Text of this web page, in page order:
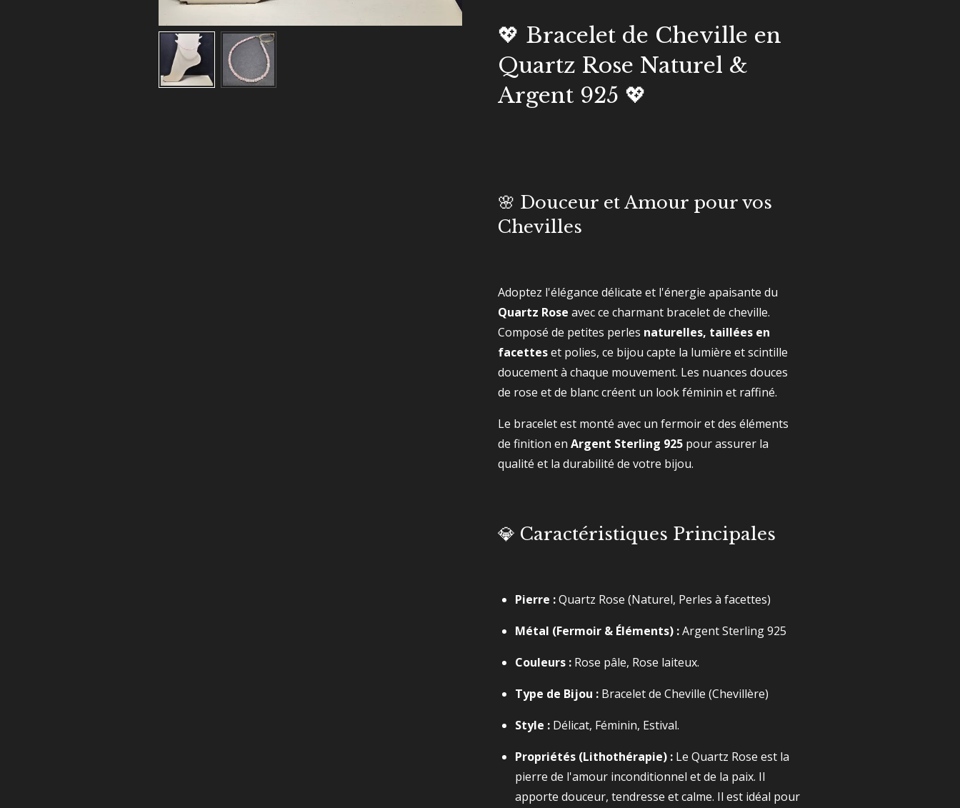
💖 Bracelet de Cheville en
Quartz Rose Naturel &
Argent 925 💖
🌸 Douceur et Amour pour vos
Chevilles
Adoptez l'élégance délicate et l'énergie apaisante du
Quartz Rose avec ce charmant bracelet de cheville.
Composé de petites perles naturelles, taillées en
facetteset polies, ce bijou capte la lumière et scintille
doucement à chaque mouvement. Les nuances douces
de rose et de blanc créent un look féminin et raffiné.
Le bracelet est monté avec un fermoir et des éléments
de finition en Argent Sterling 925 pour assurer la
qualité et la durabilité de votre bijou.
💎 Caractéristiques Principales
Pierre :Quartz Rose (Naturel, Perles à facettes)
Métal (Fermoir & Éléments) :Argent Sterling 925
Couleurs : Rose pâle, Rose laiteux.
Type de Bijou : Bracelet de Cheville (Chevillère)
Style : Délicat, Féminin, Estival.
Propriétés (Lithothérapie) : Le Quartz Rose est la
pierre de l'amour inconditionnel et de la paix. Il
apporte douceur, tendresse et calme. Il est idéal pour